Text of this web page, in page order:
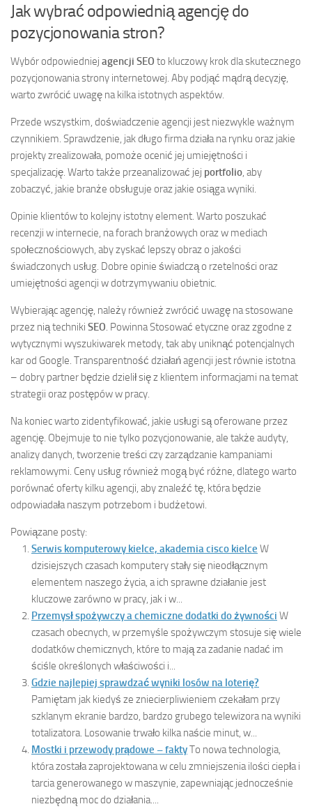
Jak wybrać odpowiednią agencję do
pozycjonowania stron?
Wybór odpowiedniej agencji SEO to kluczowy krok dla skutecznego
pozycjonowania strony internetowej. Aby podjąć mądrą decyzję,
warto zwrócić uwagę na kilka istotnych aspektów.
Przede wszystkim, doświadczenie agencji jest niezwykle ważnym
czynnikiem. Sprawdzenie, jak długo firma działa na rynku oraz jakie
projekty zrealizowała, pomoże ocenić jej umiejętności i
specjalizację. Warto także przeanalizować jej portfolio, aby
zobaczyć, jakie branże obsługuje oraz jakie osiąga wyniki.
Opinie klientów to kolejny istotny element. Warto poszukać
recenzji w internecie, na forach branżowych oraz w mediach
społecznościowych, aby zyskać lepszy obraz o jakości
świadczonych usług. Dobre opinie świadczą o rzetelności oraz
umiejętności agencji w dotrzymywaniu obietnic.
Wybierając agencję, należy również zwrócić uwagę na stosowane
przez nią techniki SEO. Powinna Stosować etyczne oraz zgodne z
wytycznymi wyszukiwarek metody, tak aby uniknąć potencjalnych
kar od Google. Transparentność działań agencji jest równie istotna
– dobry partner będzie dzielił się z klientem informacjami na temat
strategii oraz postępów w pracy.
Na koniec warto zidentyfikować, jakie usługi są oferowane przez
agencję. Obejmuje to nie tylko pozycjonowanie, ale także audyty,
analizy danych, tworzenie treści czy zarządzanie kampaniami
reklamowymi. Ceny usług również mogą być różne, dlatego warto
porównać oferty kilku agencji, aby znaleźć tę, która będzie
odpowiadała naszym potrzebom i budżetowi.
Powiązane posty:
Serwis komputerowy kielce, akademia cisco kielce W
dzisiejszych czasach komputery stały się nieodłącznym
elementem naszego życia, a ich sprawne działanie jest
kluczowe zarówno w pracy, jak i w...
Przemysł spożywczy a chemiczne dodatki do żywności W
czasach obecnych, w przemyśle spożywczym stosuje się wiele
dodatków chemicznych, które to mają za zadanie nadać im
ściśle określonych właściwości i...
Gdzie najlepiej sprawdzać wyniki losów na loterię?
Pamiętam jak kiedyś ze zniecierpliwieniem czekałam przy
szklanym ekranie bardzo, bardzo grubego telewizora na wyniki
totalizatora. Losowanie trwało kilka naście minut, w...
Mostki i przewody prądowe – faktyTo nowa technologia,
która została zaprojektowana w celu zmniejszenia ilości ciepła i
tarcia generowanego w maszynie, zapewniając jednocześnie
niezbędną moc do działania....